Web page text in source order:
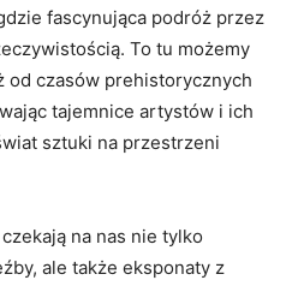
fascynująca⁣ podróż przez
To tu⁤ możemy
od czasów prehistorycznych
tajemnice artystów⁣ i⁢ ich
sztuki na przestrzeni
na​ nas nie tylko⁣
ale także ⁣eksponaty z